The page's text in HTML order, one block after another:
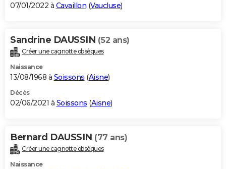
07/01/2022 à Cavaillon (Vaucluse)
Sandrine DAUSSIN (52 ans)
Créer une cagnotte obsèques
Naissance
13/08/1968 à Soissons (Aisne)
Décès
02/06/2021 à Soissons (Aisne)
Bernard DAUSSIN (77 ans)
Créer une cagnotte obsèques
Naissance